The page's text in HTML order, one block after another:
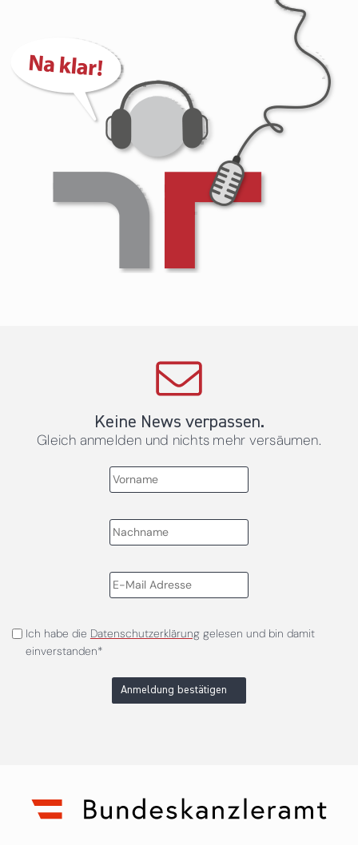
Keine News verpassen.
Gleich anmelden und nichts mehr versäumen.
Ich habe die Datenschutzerklärunggelesen und bin damit
einverstanden*
Anmeldung bestätigen